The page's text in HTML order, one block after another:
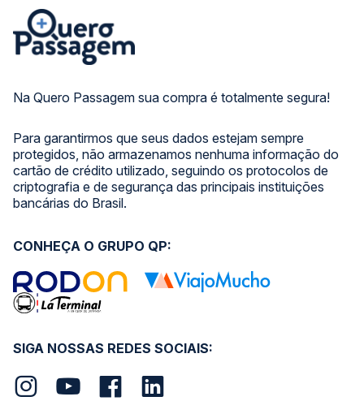
Na Quero Passagem sua compra é totalmente segura!
Para garantirmos que seus dados estejam sempre
protegidos, não armazenamos nenhuma informação do
cartão de crédito utilizado, seguindo os protocolos de
criptografia e de segurança das principais instituições
bancárias do Brasil.
SIGA NOSSAS REDES SOCIAIS:
CONHEÇA O GRUPO QP: